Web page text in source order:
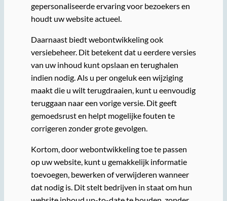
gepersonaliseerde ervaring voor bezoekers en
houdt uw website actueel.
Daarnaast biedt webontwikkeling ook
versiebeheer. Dit betekent dat u eerdere versies
van uw inhoud kunt opslaan en terughalen
indien nodig. Als u per ongeluk een wijziging
maakt die u wilt terugdraaien, kunt u eenvoudig
teruggaan naar een vorige versie. Dit geeft
gemoedsrust en helpt mogelijke fouten te
corrigeren zonder grote gevolgen.
Kortom, door webontwikkeling toe te passen
op uw website, kunt u gemakkelijk informatie
toevoegen, bewerken of verwijderen wanneer
dat nodig is. Dit stelt bedrijven in staat om hun